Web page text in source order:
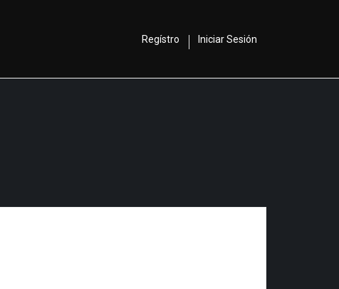
Regístro Iniciar Sesión